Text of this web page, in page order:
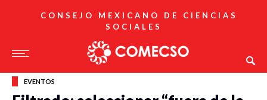
CONSEJO MEXICANO DE CIENCIAS
SOCIALES
EVENTOS